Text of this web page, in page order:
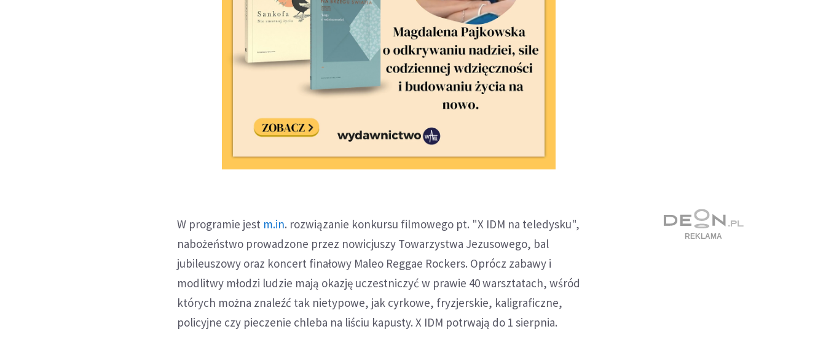
W programie jest m.in. rozwiązanie konkursu filmowego pt. "X IDM na teledysku",
nabożeństwo prowadzone przez nowicjuszy Towarzystwa Jezusowego, bal
jubileuszowy oraz koncert finałowy Maleo Reggae Rockers. Oprócz zabawy i
modlitwy młodzi ludzie mają okazję uczestniczyć w prawie 40 warsztatach, wśród
których można znaleźć tak nietypowe, jak cyrkowe, fryzjerskie, kaligraficzne,
policyjne czy pieczenie chleba na liściu kapusty. X IDM potrwają do 1 sierpnia.